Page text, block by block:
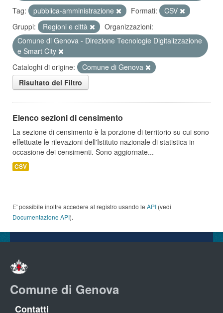
Tag:
pubblica-amministrazione Formati:
CSV
Gruppi:
Regioni e città
Organizzazioni:
Comune di Genova - Direzione Tecnologie Digitalizzazione
e Smart City
Cataloghi di origine:
Comune di Genova
Risultato del Filtro
Elenco sezioni di censimento
La sezione di censimento è la porzione di territorio su cui sono
effettuate le rilevazioni dell'Istituto nazionale di statistica in
occasione dei censimenti. Sono aggiornate...
CSV
E' possibile inoltre accedere al registro usando le API (vedi
Documentazione API).
Comune di Genova
Contatti